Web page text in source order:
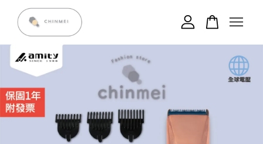
您的購物車目前還是空的。
繼續購物